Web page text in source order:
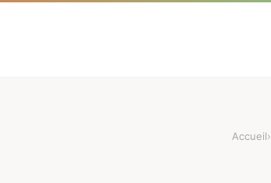
Accueil›